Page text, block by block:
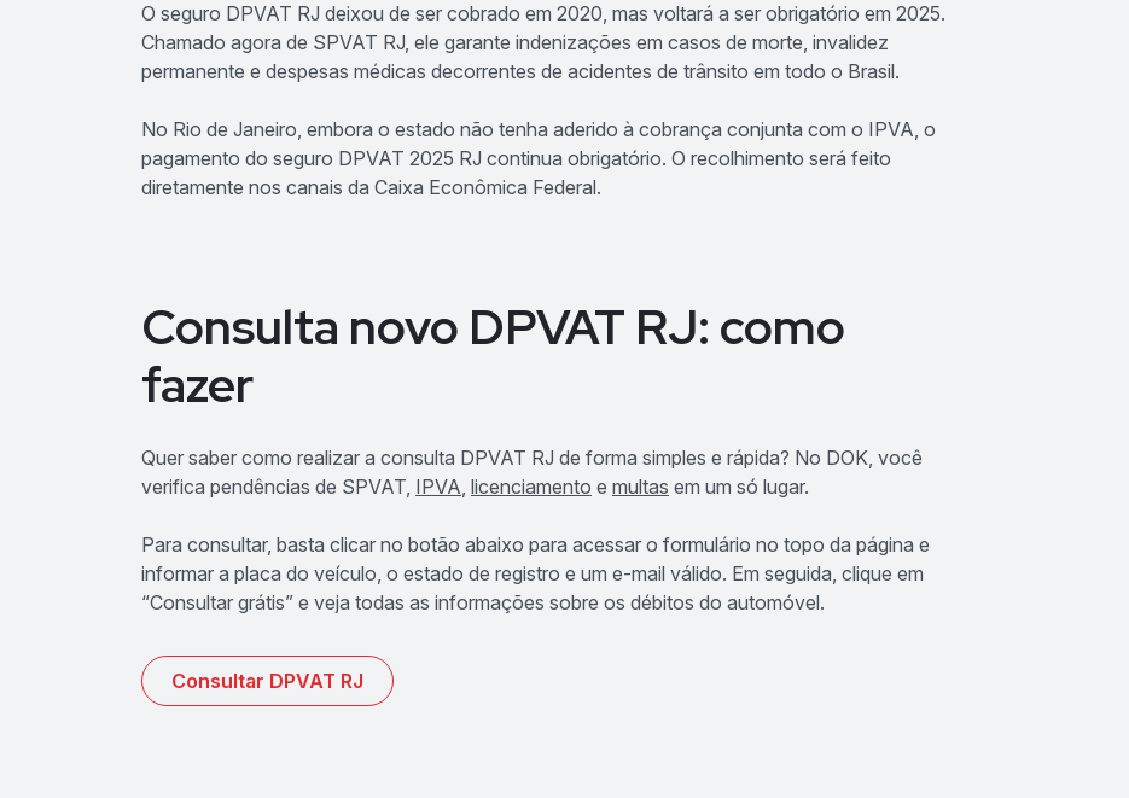
O seguro DPVAT RJ deixou de ser cobrado em 2020, mas voltará a ser obrigatório em 2025.
Chamado agora de SPVAT RJ, ele garante indenizações em casos de morte, invalidez
permanente e despesas médicas decorrentes de acidentes de trânsito em todo o Brasil.
No Rio de Janeiro, embora o estado não tenha aderido à cobrança conjunta com o IPVA, o
pagamento do seguro DPVAT 2025 RJ continua obrigatório. O recolhimento será feito
diretamente nos canais da Caixa Econômica Federal.
Consulta novo DPVAT RJ: como
fazer
Quer saber como realizar a consulta DPVAT RJ de forma simples e rápida? No DOK, você
verifica pendências de SPVAT, IPVA, licenciamento e multas em um só lugar.
Para consultar, basta clicar no botão abaixo para acessar o formulário no topo da página e
informar a placa do veículo, o estado de registro e um e-mail válido. Em seguida, clique em
“Consultar grátis” e veja todas as informações sobre os débitos do automóvel.
Consultar DPVAT RJ